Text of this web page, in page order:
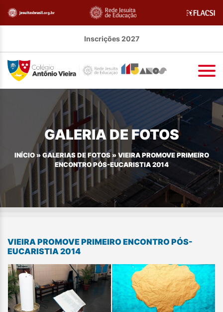
Inscrições 2027
GALERIA DE FOTOS
INÍCIO» GALERIAS DE FOTOS» VIEIRA PROMOVE PRIMEIRO
ENCONTRO PÓS-EUCARISTIA 2014
VIEIRA PROMOVE PRIMEIRO ENCONTRO PÓS-
EUCARISTIA 2014